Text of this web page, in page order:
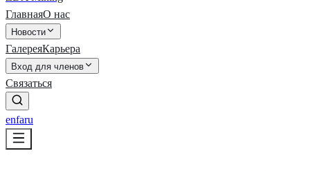
ГлавнаяО нас
Новости
ГалереяКарьера
Вход для членов
Связаться
enfaru